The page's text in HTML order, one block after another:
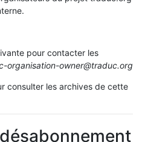
pour contacter les
organisation-owner@traduc.org
consulter les archives de cette